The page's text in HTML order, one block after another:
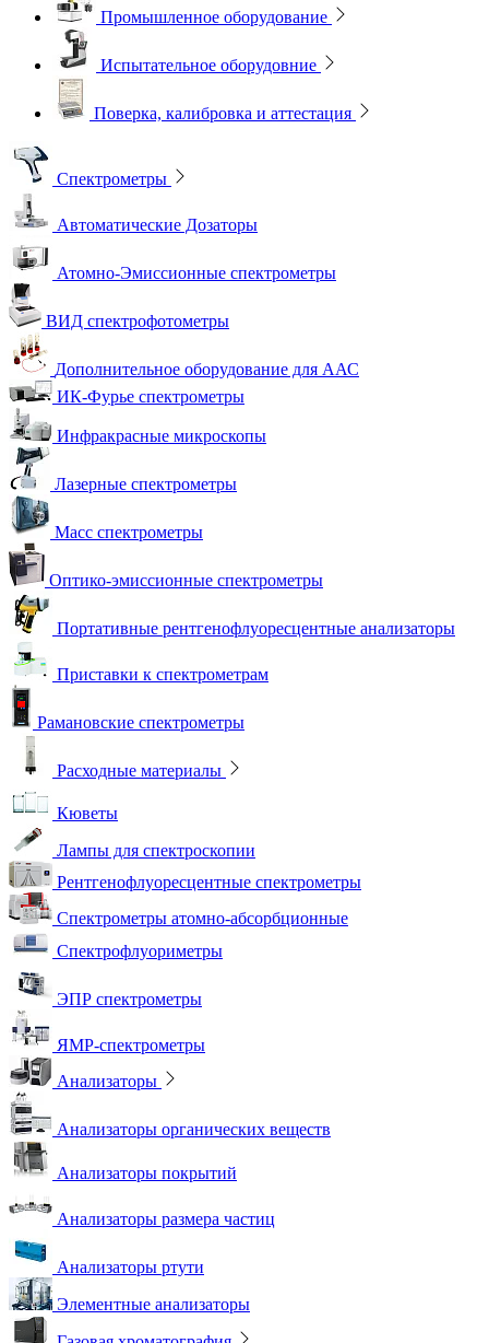
Промышленное оборудование
Испытательное оборудовние
Поверка, калибровка и аттестация
Спектрометры
Автоматические Дозаторы
Атомно-Эмиссионные спектрометры
ВИД спектрофотометры
Дополнительное оборудование для ААС
ИК-Фурье спектрометры
Инфракрасные микроскопы
Лазерные спектрометры
Масс спектрометры
Оптико-эмиссионные спектрометры
Портативные рентгенофлуоресцентные анализаторы
Приставки к спектрометрам
Рамановские спектрометры
Расходные материалы
Кюветы
Лампы для спектроскопии
Рентгенофлуоресцентные спектрометры
Спектрометры атомно-абсорбционные
Спектрофлуориметры
ЭПР спектрометры
ЯМР-спектрометры
Анализаторы
Анализаторы органических веществ
Анализаторы покрытий
Анализаторы размера частиц
Анализаторы ртути
Элементные анализаторы